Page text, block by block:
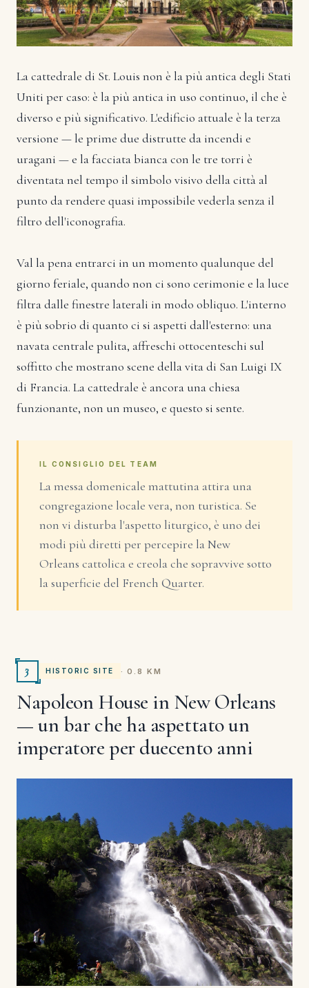
La cattedrale di St. Louis non è la più antica degli Stati
Uniti per caso: è la più antica in uso continuo, il che è
diverso e più significativo. L'edificio attuale è la terza
versione — le prime due distrutte da incendi e
uragani — e la facciata bianca con le tre torri è
diventata nel tempo il simbolo visivo della città al
punto da rendere quasi impossibile vederla senza il
filtro dell'iconografia.
Val la pena entrarci in un momento qualunque del
giorno feriale, quando non ci sono cerimonie e la luce
filtra dalle finestre laterali in modo obliquo. L'interno
è più sobrio di quanto ci si aspetti dall'esterno: una
navata centrale pulita, affreschi ottocenteschi sul
soffitto che mostrano scene della vita di San Luigi IX
di Francia. La cattedrale è ancora una chiesa
funzionante, non un museo, e questo si sente.
IL CONSIGLIO DEL TEAM
La messa domenicale mattutina attira una
congregazione locale vera, non turistica. Se
non vi disturba l'aspetto liturgico, è uno dei
modi più diretti per percepire la New
Orleans cattolica e creola che sopravvive sotto
la superficie del French Quarter.
3 HISTORIC SITE · 0.8 KM
Napoleon House in New Orleans
— un bar che ha aspettato un
imperatore per duecento anni